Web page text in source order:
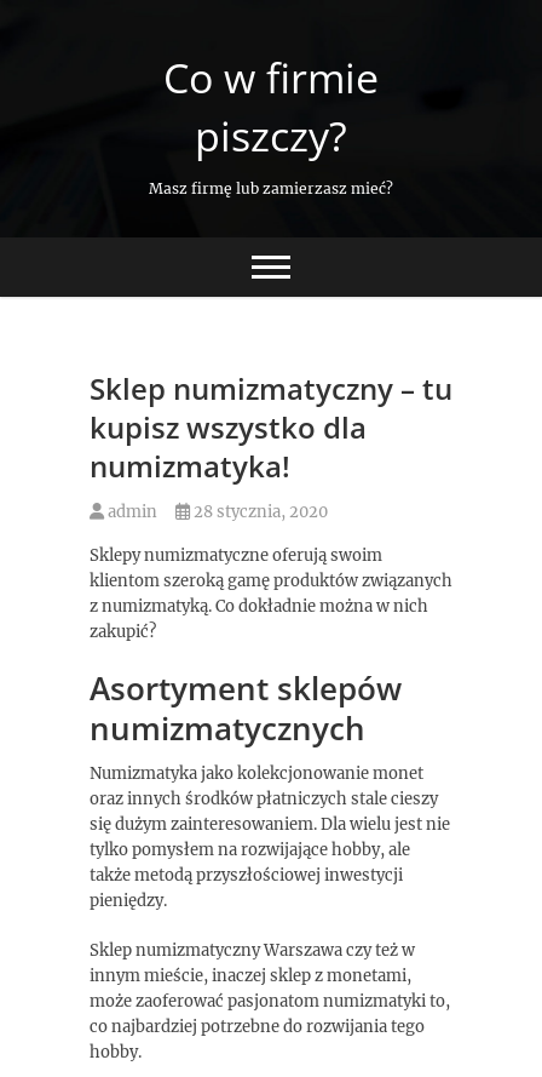
Co w firmie
piszczy?
Masz firmę lub zamierzasz mieć?
Sklep numizmatyczny – tu
kupisz wszystko dla
numizmatyka!
admin 28 stycznia, 2020
Sklepy numizmatyczne oferują swoim
klientom szeroką gamę produktów związanych
z numizmatyką. Co dokładnie można w nich
zakupić?
Asortyment sklepów
numizmatycznych
Numizmatyka jako kolekcjonowanie monet
oraz innych środków płatniczych stale cieszy
się dużym zainteresowaniem. Dla wielu jest nie
tylko pomysłem na rozwijające hobby, ale
także metodą przyszłościowej inwestycji
pieniędzy.
Sklep numizmatyczny Warszawa czy też w
innym mieście, inaczej sklep z monetami,
może zaoferować pasjonatom numizmatyki to,
co najbardziej potrzebne do rozwijania tego
hobby.